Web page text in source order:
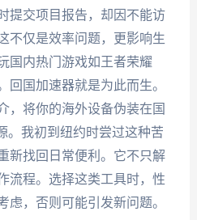
提交项目报告，却因不能访
不仅是效率问题，更影响生
国内热门游戏如王者荣耀
回国加速器就是为此而生。
，将你的海外设备伪装在国
。我初到纽约时尝过这种苦
新找回日常便利。它不只解
流程。选择这类工具时，性
虑，否则可能引发新问题。